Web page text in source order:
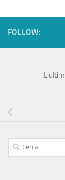
FOLLOW:
Ricerca
per: